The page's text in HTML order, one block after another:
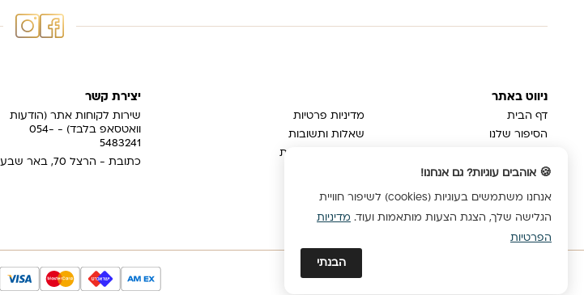
ניווט באתר
דף הבית
הסיפור שלנו
צור קשר
מדיניות פרטיות
שאלות ותשובות
משלוחים והחזרות
יצירת קשר
שירות לקוחות אתר (הודעות
וואטסאפ בלבד) - 054-
5483241
כתובת - הרצל 70, באר שבע
🍪 אוהבים עוגיות? גם אנחנו!
אנחנו משתמשים בעוגיות (cookies) לשיפור חוויית
הגלישה שלך, הצגת הצעות מותאמות ועוד. מדיניות
הפרטיות
הבנתי